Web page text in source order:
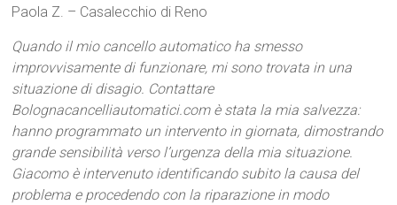
Paola Z. – Casalecchio di Reno
Quando il mio cancello automatico ha smesso
improvvisamente di funzionare, mi sono trovata in una
situazione di disagio. Contattare
Bolognacancelliautomatici.com è stata la mia salvezza:
hanno programmato un intervento in giornata, dimostrando
grande sensibilità verso l’urgenza della mia situazione.
Giacomo è intervenuto identificando subito la causa del
problema e procedendo con la riparazione in modo